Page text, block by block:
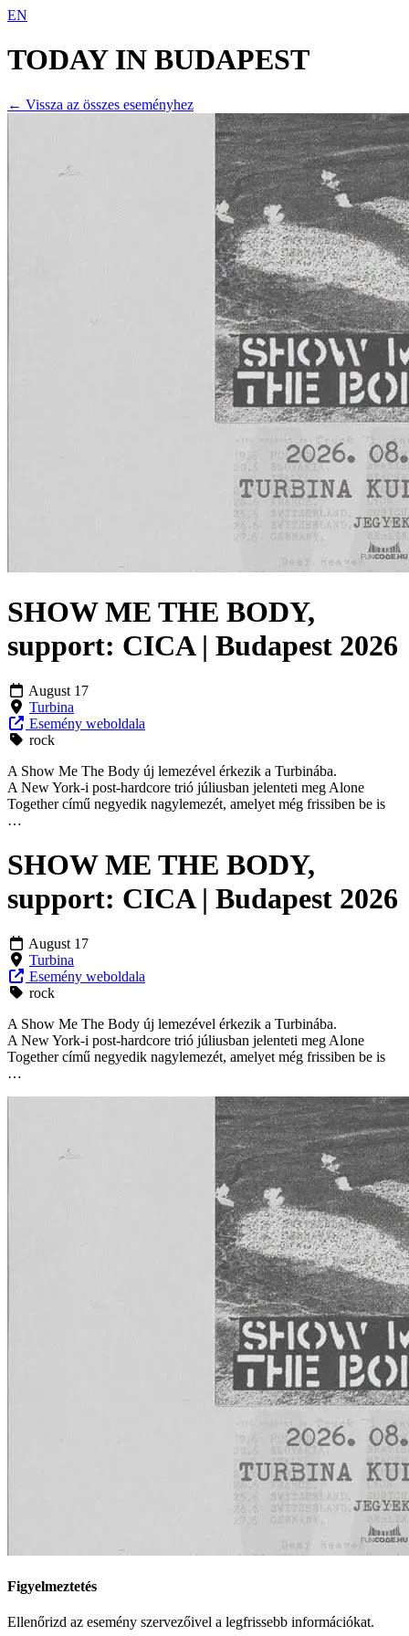
EN
TODAY IN BUDAPEST
← Vissza az összes eseményhez
SHOW ME THE BODY,
support: CICA | Budapest 2026
August 17
Turbina
Esemény weboldala
rock
A Show Me The Body új lemezével érkezik a Turbinába.
A New York-i post-hardcore trió júliusban jelenteti meg Alone
Together című negyedik nagylemezét, amelyet még frissiben be is
…
SHOW ME THE BODY,
support: CICA | Budapest 2026
August 17
Turbina
Esemény weboldala
rock
A Show Me The Body új lemezével érkezik a Turbinába.
A New York-i post-hardcore trió júliusban jelenteti meg Alone
Together című negyedik nagylemezét, amelyet még frissiben be is
…
Figyelmeztetés
Ellenőrizd az esemény szervezőivel a legfrissebb információkat.